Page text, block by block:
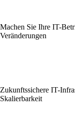
Machen Sie Ihre IT-
Veränderungen
Zukunftssichere IT-
Skalierbarkeit